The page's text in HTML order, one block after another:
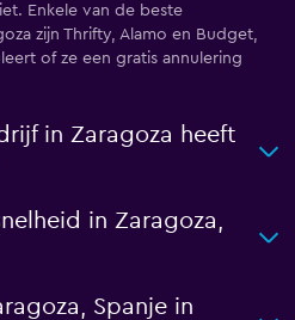
Enkele van de beste
zijn Thrifty, Alamo en Budget,
of ze een gratis annulering
in Zaragoza heeft
in Zaragoza,
Spanje in